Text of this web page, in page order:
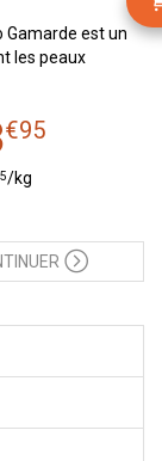
Gamarde est un
les peaux
€95
/kg